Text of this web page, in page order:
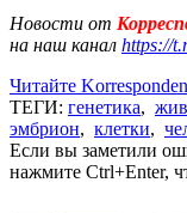
Новости от
на наш канал https://
Читайте
ТЕГИ: генетика,
эмбрион, клетки,
Если вы заметили
нажмите Ctrl+Enter,